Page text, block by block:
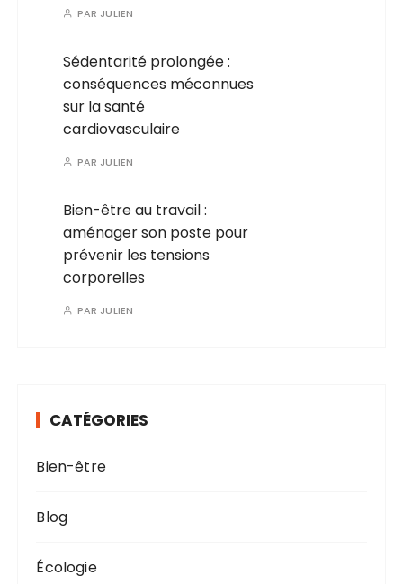
PAR JULIEN
Sédentarité prolongée :
conséquences méconnues
sur la santé
cardiovasculaire
PAR JULIEN
Bien-être au travail :
aménager son poste pour
prévenir les tensions
corporelles
PAR JULIEN
CATÉGORIES
Bien-être
Blog
Écologie